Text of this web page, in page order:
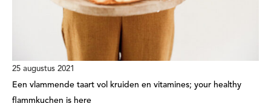
25 augustus 2021
Een vlammende taart vol kruiden en vitamines; your healthy
flammkuchen is here